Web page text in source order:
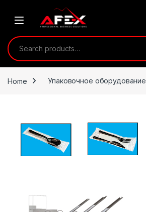
Search for:
Home Упаковочное оборудование